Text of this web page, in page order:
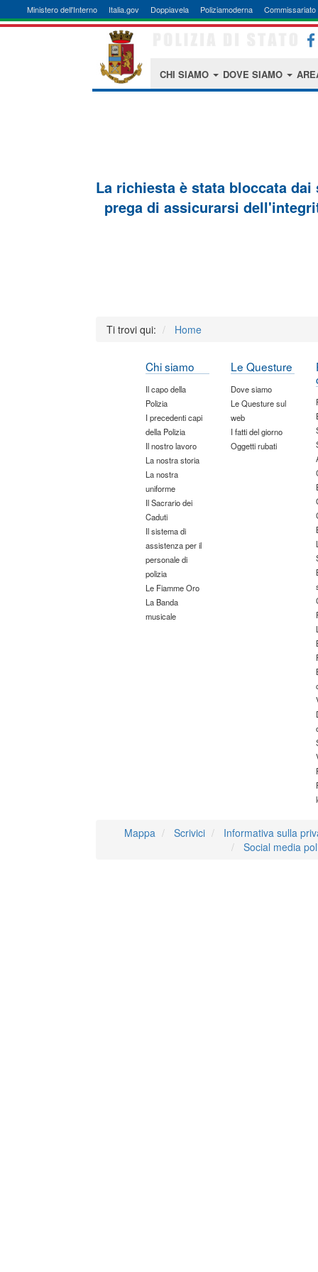
Ministero dell'Interno Italia.gov Doppiavela Poliziamoderna Commissariato
CHI SIAMO DOVE SIAMO
La richiesta è stata bloccata
prega di assicurarsi
Ti trovi qui: Home
Chi siamo
Il capo della
Polizia
I precedenti capi
della Polizia
Il nostro lavoro
La nostra storia
La nostra
uniforme
Il Sacrario dei
Caduti
Il sistema di
assistenza per il
personale di
polizia
Le Fiamme Oro
La Banda
musicale
Le Questure
Dove siamo
Le Questure sul
web
I fatti del giorno
Oggetti rubati
Mappa Scrivici
Informativa sulla
Social media